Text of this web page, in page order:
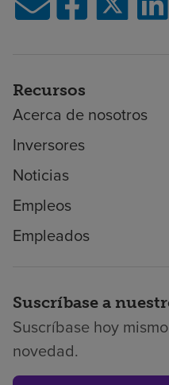
Recursos
Acerca de nosotros
Inversores
Noticias
Empleos
Empleados
Suscríbase a
Suscríbase hoy
novedad.